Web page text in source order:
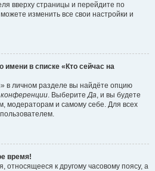
вверху страницы и перейдите по
изменить все свои настройки и
имени в списке «Кто сейчас на
в личном разделе вы найдёте опцию
. ВыберитеДа, и вы будете
модераторам и самому себе. Для всех
время!
относящееся к другому часовому поясу, а